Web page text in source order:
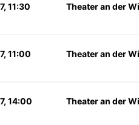
11:30 Theater an der
11:00 Theater an der
14:00 Theater an der